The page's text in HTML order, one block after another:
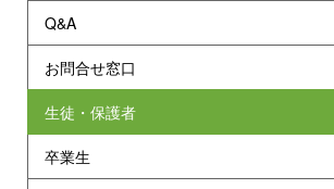
Q&A
お問合せ窓口
生徒・保護者
卒業生